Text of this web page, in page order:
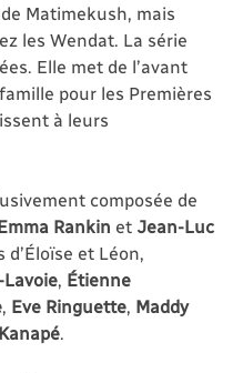
Matimekush, mais
les Wendat. La série
Elle met de l’avant
pour les Premières
à leurs
composée de
Rankin et Jean-Luc
et Léon,
Étienne
Eve Ringuette Maddy